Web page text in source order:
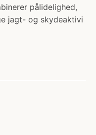
pålidelighed,
jagt- og skydeaktivi